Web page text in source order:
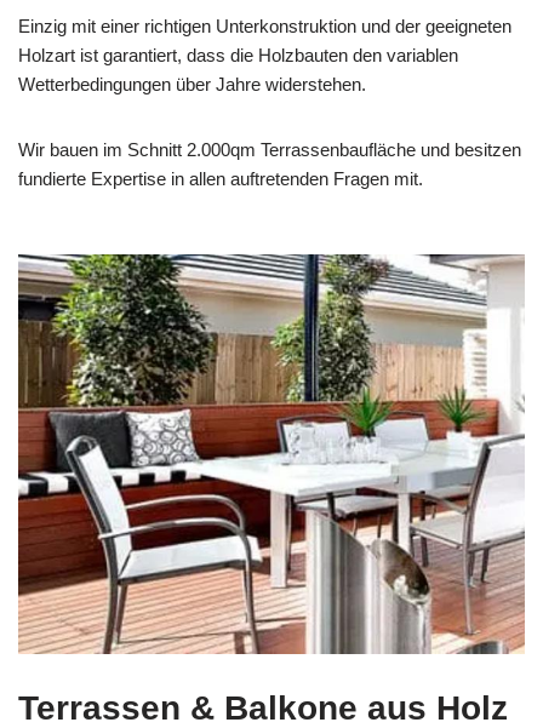
Einzig mit einer richtigen Unterkonstruktion und der geeigneten
Holzart ist garantiert, dass die Holzbauten den variablen
Wetterbedingungen über Jahre widerstehen.
Wir bauen im Schnitt 2.000qm Terrassenbaufläche und besitzen
fundierte Expertise in allen auftretenden Fragen mit.
Terrassen & Balkone aus Holz